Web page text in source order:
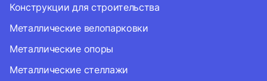
Конструкции для строительства
Металлические велопарковки
Металлические опоры
Металлические стеллажи